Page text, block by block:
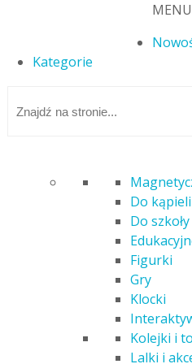
MENU
Kategorie
Do kąpieli
Do szkoły
Figurki
Gry
Klocki
Kolejki i
Lalki i
Lalki i akcesoria/
FROZEN 2